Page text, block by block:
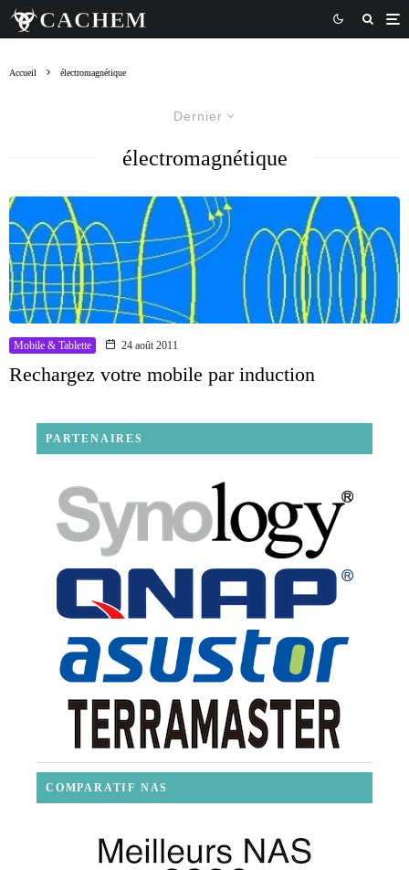
Accueil électromagnétique
Dernier
électromagnétique
Mobile & Tablette 24 août 2011
Rechargez votre mobile par induction
PARTENAIRES
COMPARATIF NAS